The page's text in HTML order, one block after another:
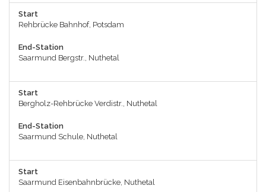
Start
Rehbrücke Bahnhof, Potsdam
End-Station
Saarmund Bergstr., Nuthetal
Start
Bergholz-Rehbrücke Verdistr., Nuthetal
End-Station
Saarmund Schule, Nuthetal
Start
Saarmund Eisenbahnbrücke, Nuthetal